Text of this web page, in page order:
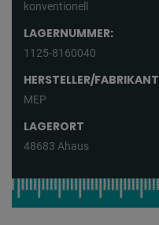
konventionell
LAGERNUMMER:
1125-8160040
HERSTELLER/FABRIKANT
MEP
LAGERORT
48683 Ahaus